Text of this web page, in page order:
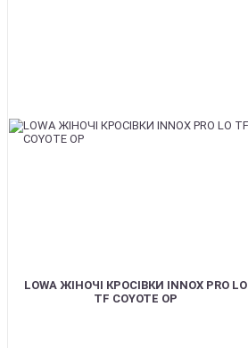
LOWA ЖІНОЧІ КРОСІВКИ INNOX PRO LO
TF COYOTE OP